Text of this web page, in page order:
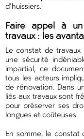
d'huissiers.
Faire appel à
travaux : les
Le constat de travaux
une sécurité
impartial, ce
tous les acteurs
de rénovation. Dans
liés aux travaux sont
pour préserver ses
longues et coûteuses.
En somme, le constat